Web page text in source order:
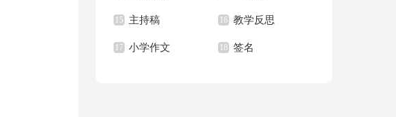
15 主持稿 16 教学反思
17 小学作文 18 签名